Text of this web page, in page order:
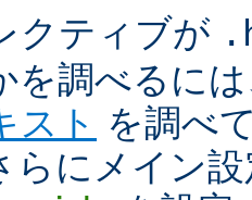
クティブが
を調べるに
スト を調べ
らにメイン